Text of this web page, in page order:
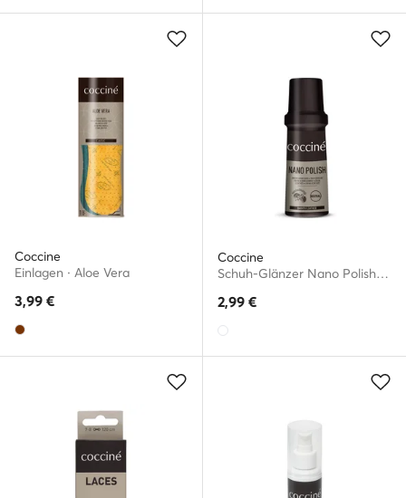
Coccine
Einlagen · Aloe Vera
3,99 €
Coccine
Schuh-Glänzer Nano Polish 55/30/75/01/A/V4
2,99 €